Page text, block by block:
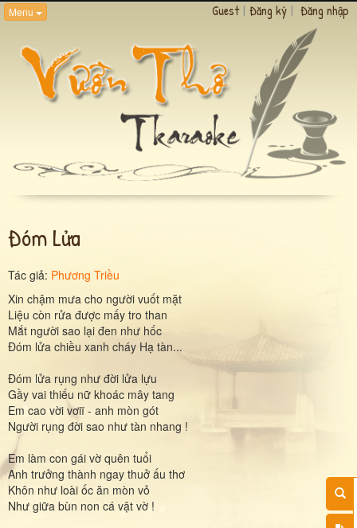
Menu Guest | Đăng ký | Đăng nhập
Đóm Lửa
Tác giả: Phương Triều
Xin chậm mưa cho người vuốt mặt
Liệu còn rửa được mấy tro than
Mắt người sao lại đen như hốc
Đóm lửa chiều xanh cháy Hạ tàn...
Đóm lửa rụng như đời lửa lựu
Gầy vai thiếu nữ khoác mây tang
Em cao vời vơiï - anh mòn gót
Người rụng đời sao như tàn nhang !
Em làm con gái vờ quên tuổi
Anh trưởng thành ngay thuở ấu thơ
Khôn như loài ốc ăn mòn vỏ
Như giữa bùn non cá vật vờ !